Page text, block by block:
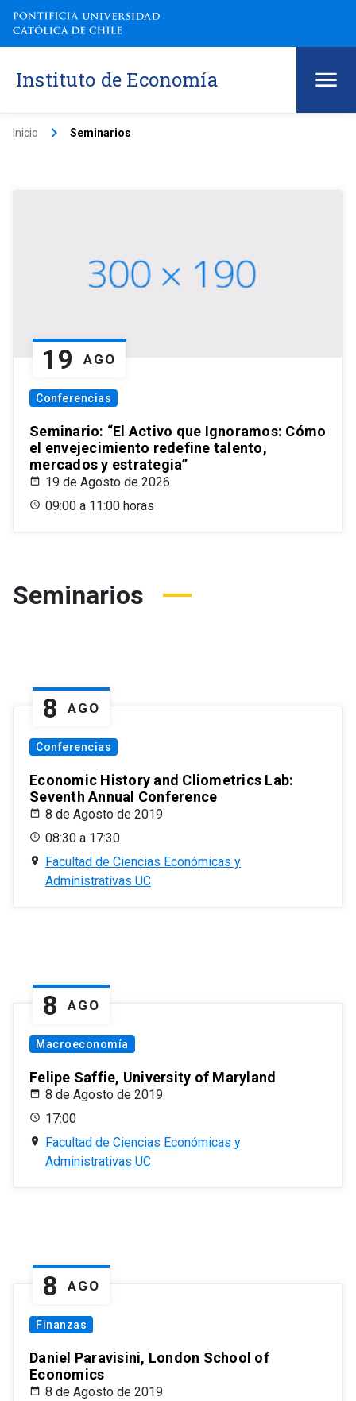
Instituto de Economía
Inicio keyboard_arrow_right Seminarios
19 AGO
Conferencias
Seminario: “El Activo que Ignoramos: Cómo
el envejecimiento redefine talento,
mercados y estrategia”
19 de Agosto de 2026
09:00 a 11:00 horas
Seminarios
8 AGO
Conferencias
Economic History and Cliometrics Lab:
Seventh Annual Conference
8 de Agosto de 2019
08:30 a 17:30
Facultad de Ciencias Económicas y
Administrativas UC
8 AGO
Macroeconomía
Felipe Saffie, University of Maryland
8 de Agosto de 2019
17:00
Facultad de Ciencias Económicas y
Administrativas UC
8 AGO
Finanzas
Daniel Paravisini, London School of
Economics
8 de Agosto de 2019